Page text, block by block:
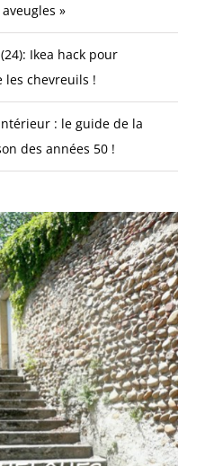
»
Ikea hack pour
les chevreuils !
: le guide de la
des années 50 !